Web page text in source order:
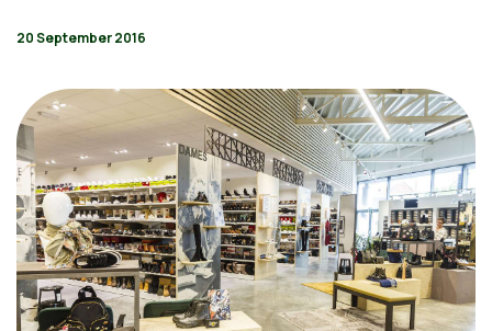
20 September 2016